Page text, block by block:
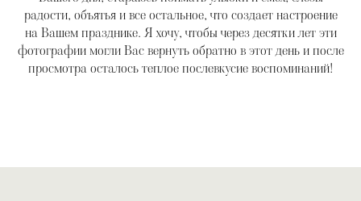
радости, объятья и все остальное, что создает настроение
на Вашем празднике. Я хочу, чтобы через десятки лет эти
фотографии могли Вас вернуть обратно в этот день и после
просмотра осталось теплое послевкусие воспоминаний!